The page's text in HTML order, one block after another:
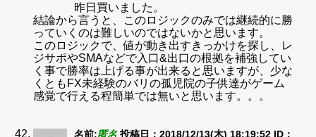
昨日買いました。
結論から言うと、このロジックのみでは継続的に勝
っていくのは難しいのではないかと思います。
このロジックで、値が動き出すきっかけを探し、レ
ジサポやSMAなどで入口&出口の根拠を補強してい
く事で勝率は上げる事が出来ると思いますが、少な
くともFX未経験のバリの孤児院の子供達がゲーム
感覚で行える程簡単では無いと思います。。。
名前:匿名 投稿日：2018/12/13(木) 18:19:52 ID：